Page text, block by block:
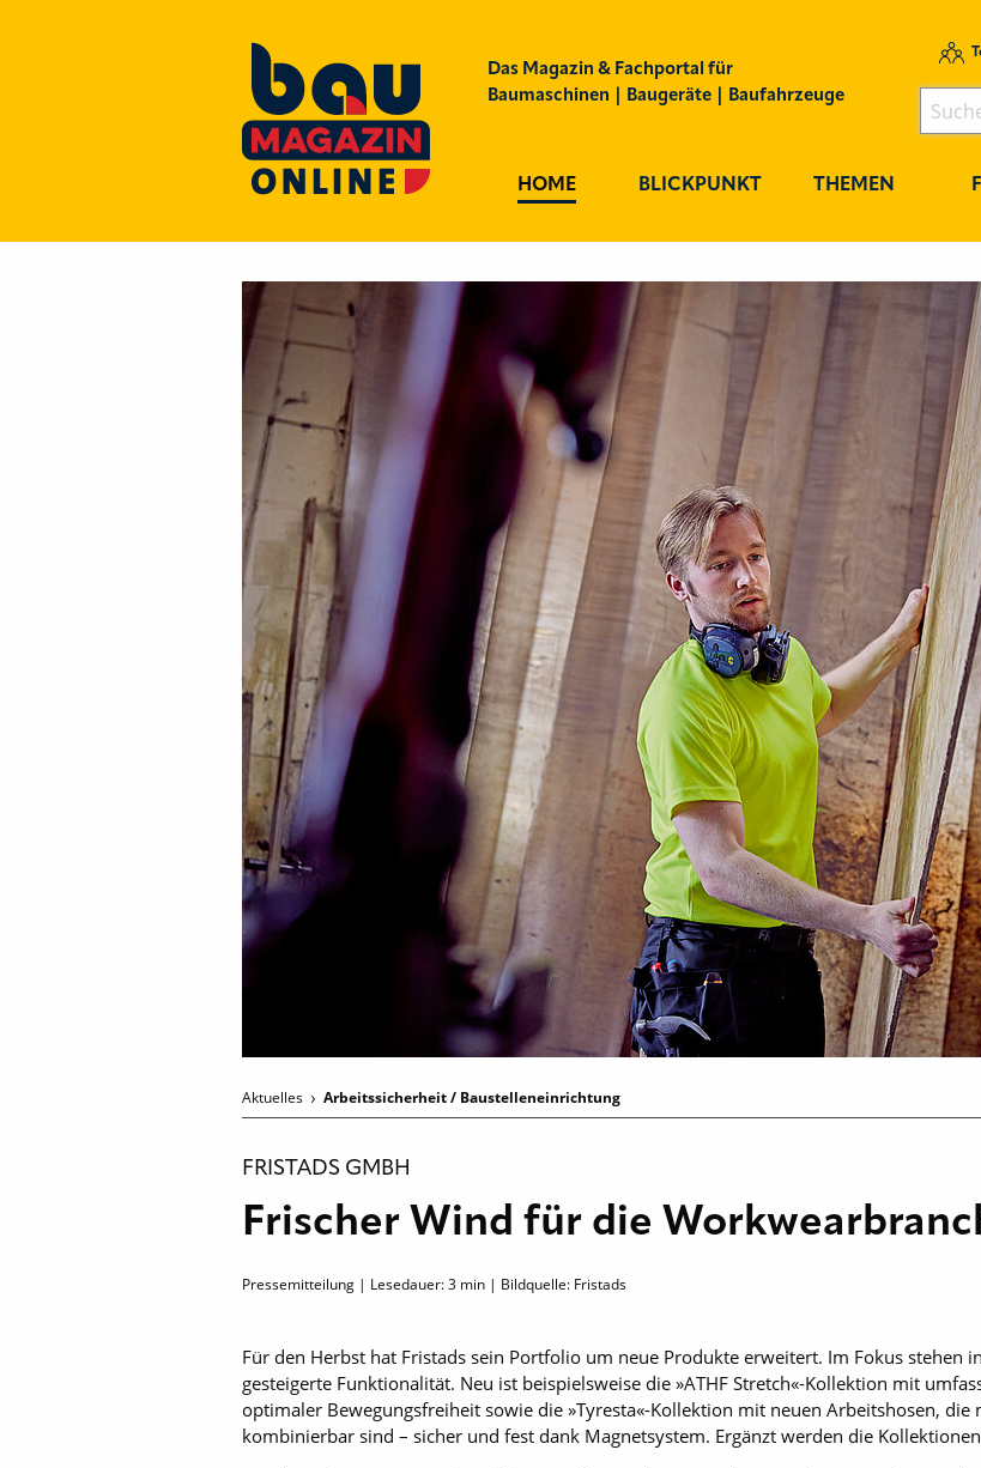
Das Magazin & Fachportal für
Baumaschinen | Baugeräte | Baufahrzeuge
HOME BLICKPUNKT THEMEN
Aktuelles Arbeitssicherheit / Baustelleneinrichtung
FRISTADS GMBH
Frischer Wind für die
Pressemitteilung | Lesedauer:3 min | Bildquelle: Fristads
Für den Herbst hat Fristads sein Portfolio um neue Produkte erweitert. Im Fokus stehen
gesteigerte Funktionalität. Neu ist beispielsweise die »ATHF Stretch«-Kollektion mit
optimaler Bewegungsfreiheit sowie die »Tyresta«-Kollektion mit neuen Arbeitshosen,
kombinierbar sind – sicher und fest dank Magnetsystem. Ergänzt werden die